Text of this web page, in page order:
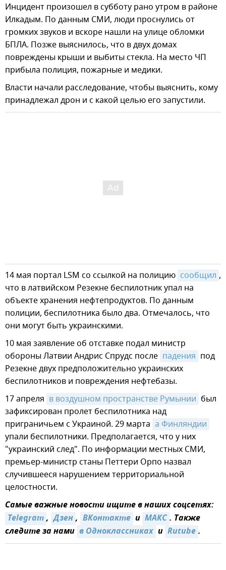
Инцидент произошел в субботу рано утром в районе
Илкадым. По данным СМИ, люди проснулись от
громких звуков и вскоре нашли на улице обломки
БПЛА. Позже выяснилось, что в двух домах
повреждены крыши и выбиты стекла. На место ЧП
прибыла полиция, пожарные и медики.
Власти начали расследование, чтобы выяснить, кому
принадлежал дрон и с какой целью его запустили.
14 мая портал LSM со ссылкой на полицию сообщил ,
что в латвийском Резекне беспилотник упал на
объекте хранения нефтепродуктов. По данным
полиции, беспилотника было два. Отмечалось, что
они могут быть украинскими.
10 мая заявление об отставке подал министр
обороны Латвии Андрис Спрудс после падения под
Резекне двух предположительно украинских
беспилотников и повреждения нефтебазы.
17 апреля в воздушном пространстве Румынии был
зафиксирован пролет беспилотника над
приграничьем с Украиной. 29 марта а Финляндии
упали беспилотники. Предполагается, что у них
"украинский след". По информации местных СМИ,
премьер-министр станы Петтери Орпо назвал
случившееся нарушением территориальной
целостности.
Самые важные новости ищите в наших соцсетях:
Telegram, Дзен, ВКонтакте и МАКС. Также
следите за нами в Одноклассниках и Rutube.